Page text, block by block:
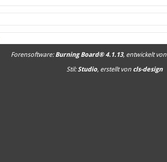
Forensoftware: Burning Board® 4.1.13, entwickelt von
Stil:Studio, erstellt von cls-design